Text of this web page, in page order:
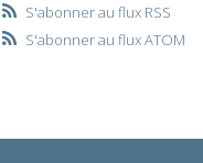
S'abonner au flux RSS
S'abonner au flux ATOM